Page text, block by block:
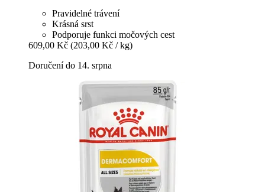
Pravidelné trávení
Krásná srst
Podporuje funkci močových cest
609,00 Kč (203,00 Kč / kg)
Doručení do 14. srpna